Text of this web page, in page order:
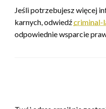
Jeśli potrzebujesz więcej
karnych, odwiedźcriminal-
odpowiednie wsparcie